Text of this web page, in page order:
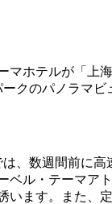
ホテルが「上
クのパノラマ
、数週間前に
ル・テーマア
ます。また、